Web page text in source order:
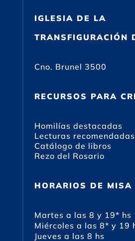
IGLESIA DE LA
TRANSFIGURACIÓN
Cno. Brunel 3500
RECURSOS PARA
Homilías destacadas
Lecturas recomendadas
Catálogo de libros
Rezo del Rosario
HORARIOS DE MISA
Martes a las 8 y 19* hs
Miércoles a las 8* y 19
Jueves a las 8 hs